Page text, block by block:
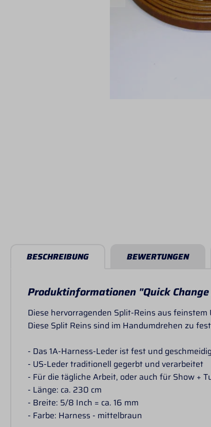
BESCHREIBUNG BEWERTUNGEN
Produktinformationen "Quick
Diese hervorragenden Split-Reins aus
Diese Split Reins sind im Handumdrehen zu
- Das 1A-Harness-Leder ist fest und
- US-Leder traditionell gegerbt und verarbeitet
- Für die tägliche Arbeit, oder auch für Show +
- Länge: ca. 230 cm
- Breite: 5/8 Inch = ca. 16 mm
- Farbe: Harness - mittelbraun